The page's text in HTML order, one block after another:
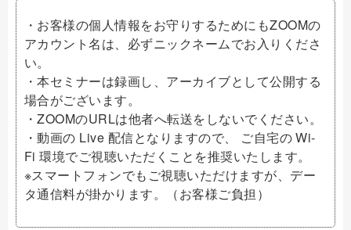
・お客様の個人情報をお守りするためにもZOOMの
アカウント名は、必ずニックネームでお入りくださ
い。
・本セミナーは録画し、アーカイブとして公開する
場合がございます。
・ZOOMのURLは他者へ転送をしないでください。
・動画の Live 配信となりますので、 ご自宅の Wi-
Fi 環境でご視聴いただくことを推奨いたします。
※スマートフォンでもご視聴いただけますが、デー
タ通信料が掛かります。（お客様ご負担）